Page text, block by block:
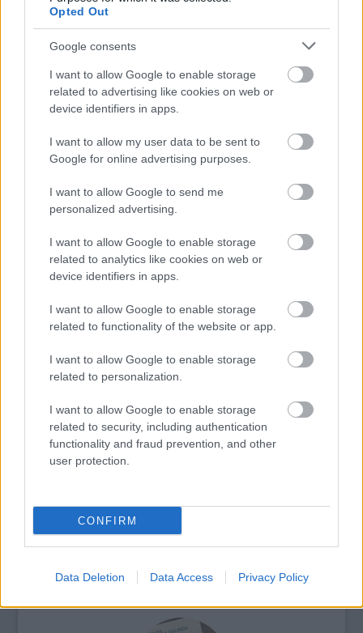
Opted Out
Google consents
I want to allow Google to enable storage
related to advertising like cookies on web or
device identifiers in apps.
I want to allow my user data to be sent to
Google for online advertising purposes.
I want to allow Google to send me
personalized advertising.
I want to allow Google to enable storage
related to analytics like cookies on web or
device identifiers in apps.
I want to allow Google to enable storage
related to functionality of the website or app.
I want to allow Google to enable storage
related to personalization.
I want to allow Google to enable storage
related to security, including authentication
functionality and fraud prevention, and other
user protection.
CONFIRM
Data Deletion Data Access Privacy Policy
megnehezítenek az iszlámfóbia olyan
megnyilvánulásai, mint a muszlim sírok
meggyalázása, vagy a mecsetek elleni
támadások. A lyoni egyházközösség
mindenesetre örömmel fogadta az új
vízköpőt, amely szerintük két hagyományt is
ápol: egy kőműves munkája előtt tiszteleg,
valamint ábrázolja a keresztény-iszlám
párbeszédet, amely fontos szerepet játszik
Lyon vallási történetében.
Katolikus Építészet Vallás Lavór
„AZ EMBERT EMBERRÉ TETTE…” – VASÁRNAP
ZÁRT A DOMBOS FEST
„NEM TÖBB EZER EMBERRE UTAZUNK, HANEM